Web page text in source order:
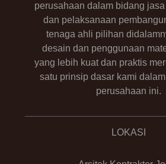
perusahaan dalam bidang
dan pelaksanaan
tenaga ahli pilihan
desain dan penggunaan
yang lebih kuat dan praktis
satu prinsip dasar kami
perusahaan ini.
LOKASI